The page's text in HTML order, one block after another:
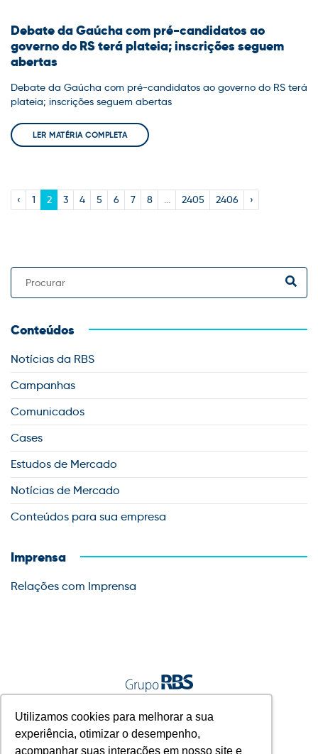
Utilizamos cookies para melhorar a sua
experiência, otimizar o desempenho,
acompanhar suas interações em nosso site e
Debate da Gaúcha com pré-candidatos ao
governo do RS terá plateia; inscrições seguem
abertas
Debate da Gaúcha com pré-candidatos ao governo do RS terá
plateia; inscrições seguem abertas
LER MATÉRIA COMPLETA
‹ 1 2 3 4 5 6 7 8 ... 2405 2406 ›
Conteúdos
Notícias da RBS
Campanhas
Comunicados
Cases
Estudos de Mercado
Notícias de Mercado
Conteúdos para sua empresa
Imprensa
Relações com Imprensa
A gente vive junto.